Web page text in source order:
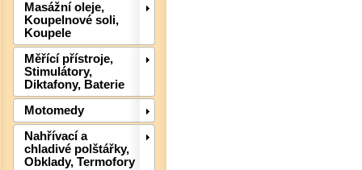
Masážní oleje,
Koupelnové soli,
Koupele
Měřící přístroje,
Stimulátory,
Diktafony, Baterie
Motomedy
Nahřívací a
chladivé polštářky,
Obklady, Termofory